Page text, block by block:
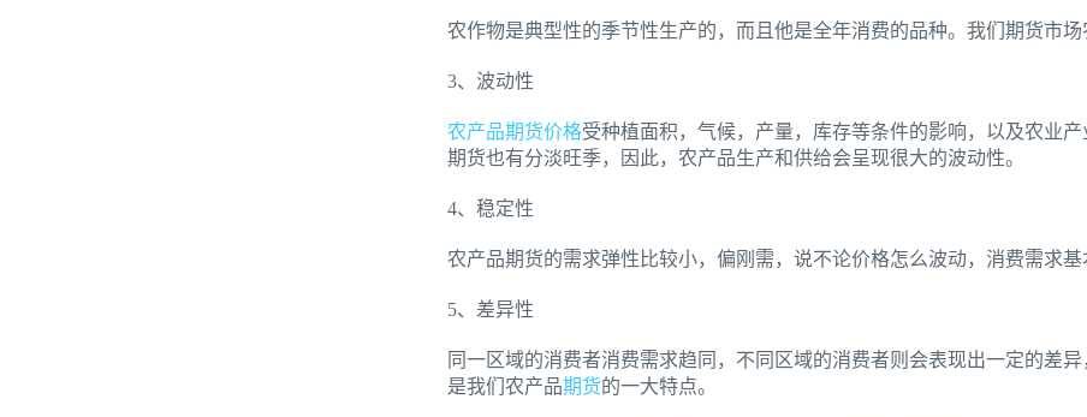
农作物是典型性的季节性生产的，而且他是全年消费的品种。我们期货市场
3、波动性
农产品期货价格受种植面积，气候，产量，库存等条件的影响，以及农业
期货也有分淡旺季，因此，农产品生产和供给会呈现很大的波动性。
4、稳定性
农产品期货的需求弹性比较小，偏刚需，说不论价格怎么波动，消费需求
5、差异性
同一区域的消费者消费需求趋同，不同区域的消费者则会表现出一定的差
是我们农产品期货的一大特点。